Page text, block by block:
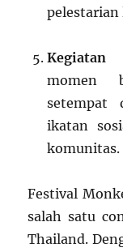
Kegiatan
momen
setempat
ikatan
komunitas.
Festival
salah satu
Thailand.